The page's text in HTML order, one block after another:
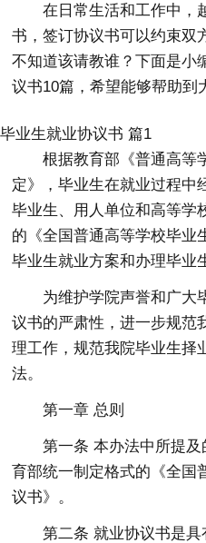
在日常生活和工作中，
书，签订协议书可以约束双
不知道该请教谁？下面是小
议书10篇，希望能够帮助到
毕业生就业协议书 篇1
根据教育部《普通高等
定》，毕业生在就业过程中
毕业生、用人单位和高等学
的《全国普通高等学校毕业
毕业生就业方案和办理毕业
为维护学院声誉和广大
议书的严肃性，进一步规范
理工作，规范我院毕业生择
法。
第一章 总则
第一条 本办法中所提
育部统一制定格式的《全国
议书》。
第二条 就业协议书是具